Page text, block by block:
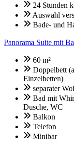
24 Stunden
Auswahl
Bade- und
Panorama Suite mit
60 m²
Doppelbett
Einzelbetten)
separater
Bad mit
Dusche, WC
Balkon
Telefon
Minibar